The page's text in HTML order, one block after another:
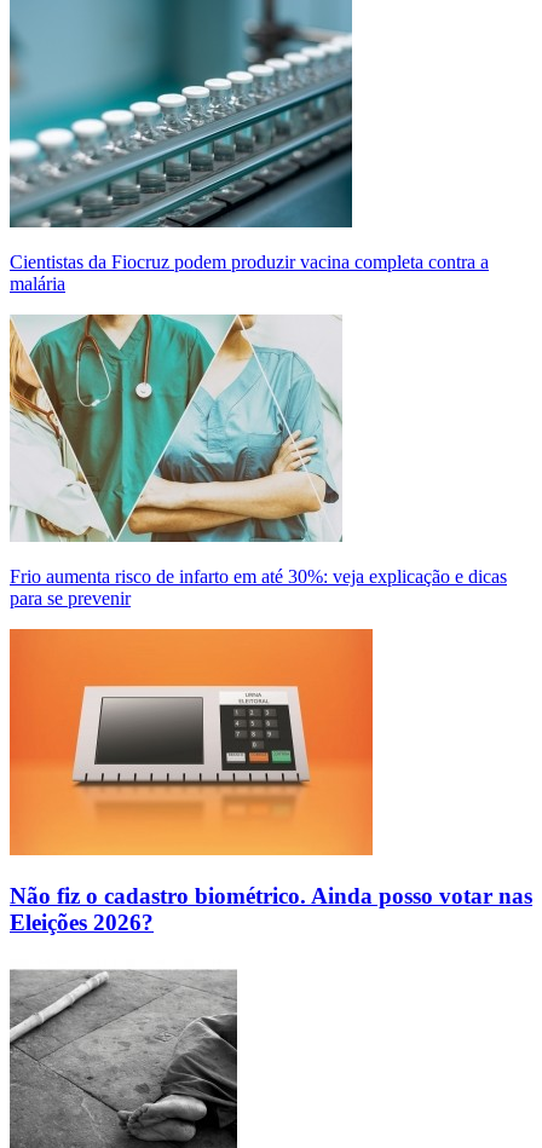
Cientistas da Fiocruz podem produzir vacina completa contra a
malária
Frio aumenta risco de infarto em até 30%: veja explicação e dicas
para se prevenir
Não fiz o cadastro biométrico. Ainda posso votar nas
Eleições 2026?